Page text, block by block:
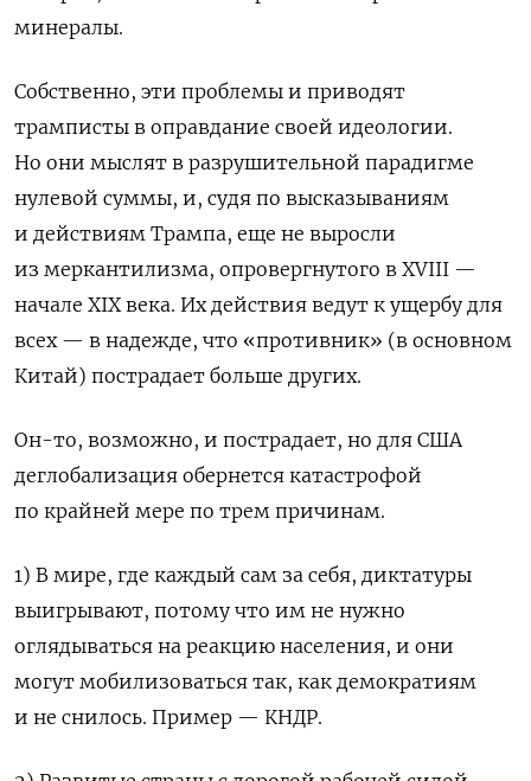
минералы.
Собственно, эти проблемы и приводят
трамписты в оправдание своей идеологии.
Но они мыслят в разрушительной парадигме
нулевой суммы, и, судя по высказываниям
и действиям Трампа, еще не выросли
из меркантилизма, опровергнутого в XVIII —
начале XIX века. Их действия ведут к ущербу для
всех — в надежде, что «противник» (в основном
Китай) пострадает больше других.
Он-то, возможно, и пострадает, но для США
деглобализация обернется катастрофой
по крайней мере по трем причинам.
1) В мире, где каждый сам за себя, диктатуры
выигрывают, потому что им не нужно
оглядываться на реакцию населения, и они
могут мобилизоваться так, как демократиям
и не снилось. Пример — КНДР.